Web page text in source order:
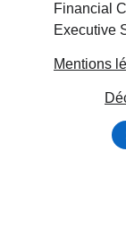
Financial
Executive
Mentions